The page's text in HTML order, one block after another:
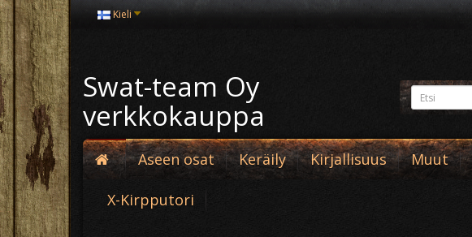
Kieli
Swat-team Oy
verkkokauppa
Aseen osat Keräily Kirjallisuus Muut
X-Kirpputori